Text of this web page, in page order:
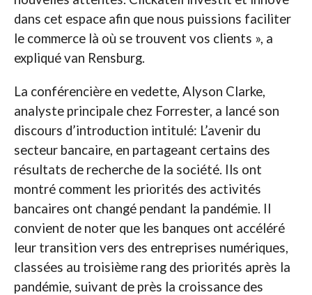
dans cet espace afin que nous puissions faciliter
le commerce là où se trouvent vos clients », a
expliqué van Rensburg.
La conférencière en vedette, Alyson Clarke,
analyste principale chez Forrester, a lancé son
discours d’introduction intitulé: L’avenir du
secteur bancaire, en partageant certains des
résultats de recherche de la société. Ils ont
montré comment les priorités des activités
bancaires ont changé pendant la pandémie. Il
convient de noter que les banques ont accéléré
leur transition vers des entreprises numériques,
classées au troisième rang des priorités après la
pandémie, suivant de près la croissance des